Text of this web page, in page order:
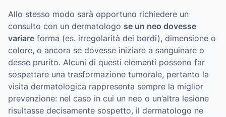
Allo stesso modo sarà opportuno richiedere un
consulto con un dermatologo se un neo dovesse
variare forma (es. irregolarità dei bordi), dimensione o
colore, o ancora se dovesse iniziare a sanguinare o
desse prurito. Alcuni di questi elementi possono far
sospettare una trasformazione tumorale, pertanto la
visita dermatologica rappresenta sempre la miglior
prevenzione: nel caso in cui un neo o un’altra lesione
risultasse decisamente sospetto, il dermatologo ne